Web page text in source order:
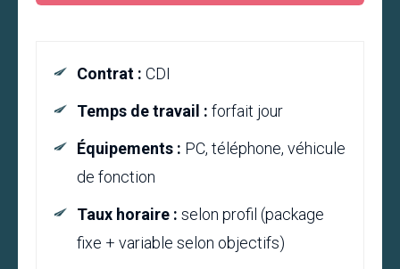
Contrat : CDI
Temps de travail : forfait jour
Équipements : PC, téléphone, véhicule
de fonction
Taux horaire : selon profil (package
fixe + variable selon objectifs)